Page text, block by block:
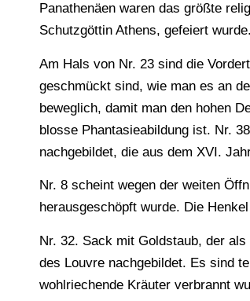
Panathenäen waren das größte
Schutzgöttin Athens, gefeiert
Am Hals von Nr. 23 sind die
geschmückt sind, wie man es an
beweglich, damit man den hohen
blosse Phantasieabildung ist. Nr.
nachgebildet, die aus dem XVI.
Nr. 8 scheint wegen der weiten
herausgeschöpft wurde. Die
Nr. 32. Sack mit Goldstaub, der
des Louvre nachgebildet. Es sind
wohlriechende Kräuter verbrannt